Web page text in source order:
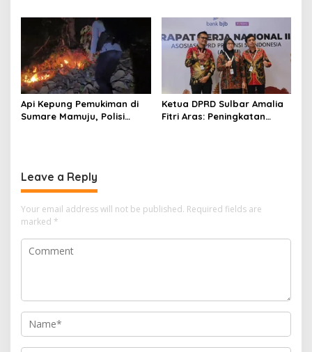
Kelaparan ke Istri
Indonesia Asri
Api Kepung Pemukiman di
Sumare Mamuju, Polisi
Ketua DPRD Sulbar Amalia
Fitri Aras: Peningkatan
Leave a Reply
Your email address will not be published. Required fields are
marked *